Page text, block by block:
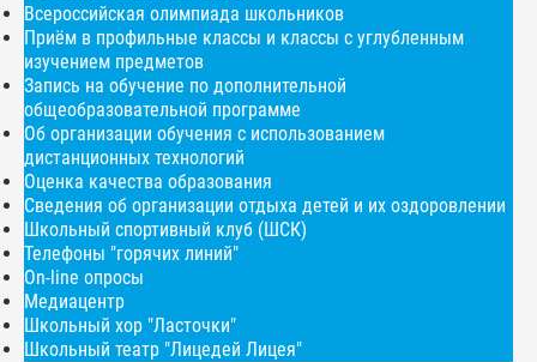
Всероссийская олимпиада школьников
Приём в профильные классы и классы с углубленным
изучением предметов
Запись на обучение по дополнительной
общеобразовательной программе
Об организации обучения с использованием
дистанционных технологий
Оценка качества образования
Сведения об организации отдыха детей и их оздоровлении
Школьный спортивный клуб (ШСК)
Телефоны "горячих линий"
On-line опросы
Медиацентр
Школьный хор "Ласточки"
Школьный театр "Лицедей Лицея"